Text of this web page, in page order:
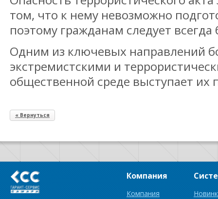
том, что к нему невозможно
поэтому гражданам следует
Одним из ключевых направлений
экстремистскими и
общественной среде выступает их
« Вернуться
Компания
Компания